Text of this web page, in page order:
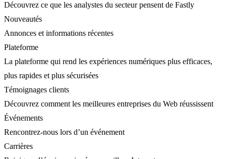
Découvrez ce que les analystes du secteur pensent de Fastly
Nouveautés
Annonces et informations récentes
Plateforme
La plateforme qui rend les expériences numériques plus efficaces,
plus rapides et plus sécurisées
Témoignages clients
Découvrez comment les meilleures entreprises du Web réussissent
Événements
Rencontrez-nous lors d’un événement
Carrières